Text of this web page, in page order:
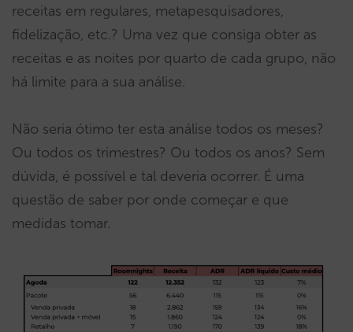
receitas em regulares, metapesquisadores,
fidelização, etc.? Uma vez que consiga obter as
receitas e as noites por quarto de cada grupo, não
há limite para a sua análise.
Não seria ótimo ter esta análise todos os meses?
Ou todos os trimestres? Ou todos os anos? Sem
dúvida, é possível e tal deveria ocorrer. É uma
questão de saber por onde começar e que
medidas tomar.